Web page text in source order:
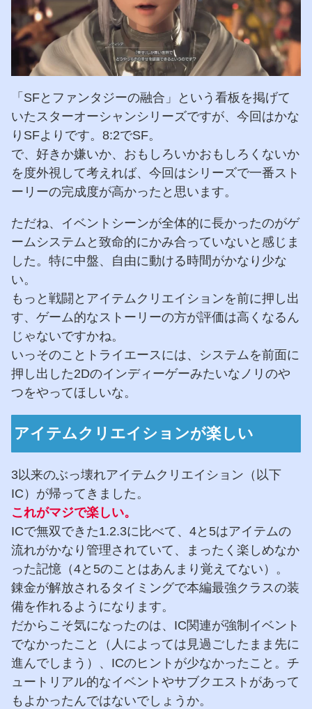
「SFとファンタジーの融合」という看板を掲げて
いたスターオーシャンシリーズですが、今回はかな
りSFよりです。8:2でSF。
で、好きか嫌いか、おもしろいかおもしろくないか
を度外視して考えれば、今回はシリーズで一番スト
ーリーの完成度が高かったと思います。
ただね、イベントシーンが全体的に長かったのがゲ
ームシステムと致命的にかみ合っていないと感じま
した。特に中盤、自由に動ける時間がかなり少な
い。
もっと戦闘とアイテムクリエイションを前に押し出
す、ゲーム的なストーリーの方が評価は高くなるん
じゃないですかね。
いっそのことトライエースには、システムを前面に
押し出した2Dのインディーゲーみたいなノリのや
つをやってほしいな。
アイテムクリエイションが楽しい
3以来のぶっ壊れアイテムクリエイション（以下
IC）が帰ってきました。
これがマジで楽しい。
ICで無双できた1.2.3に比べて、4と5はアイテムの
流れがかなり管理されていて、まったく楽しめなか
った記憶（4と5のことはあんまり覚えてない）。
錬金が解放されるタイミングで本編最強クラスの装
備を作れるようになります。
だからこそ気になったのは、IC関連が強制イベント
でなかったこと（人によっては見過ごしたまま先に
進んでしまう）、ICのヒントが少なかったこと。チ
ュートリアル的なイベントやサブクエストがあって
もよかったんではないでしょうか。